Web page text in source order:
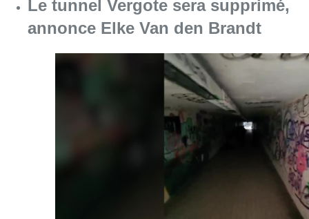
Le tunnel Vergote sera supprimé,
annonce Elke Van den Brandt